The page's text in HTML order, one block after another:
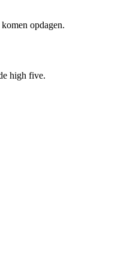
opdagen.
high five.